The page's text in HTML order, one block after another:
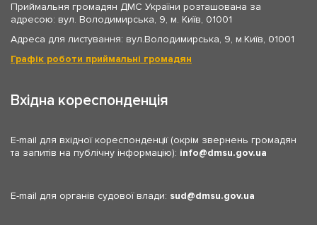
Приймальня громадян ДМС України розташована за
адресою: вул. Володимирська, 9, м. Київ, 01001
Адреса для листування: вул.Володимирська, 9, м.Київ, 01001
Графік роботи приймальні громадян
Вхідна кореспонденція
E-mail для вхідної кореспонденції (окрім звернень громадян
та запитів на публічну інформацію): info dmsu.gov.ua
E-mail для органів судової влади: sud dmsu.gov.ua